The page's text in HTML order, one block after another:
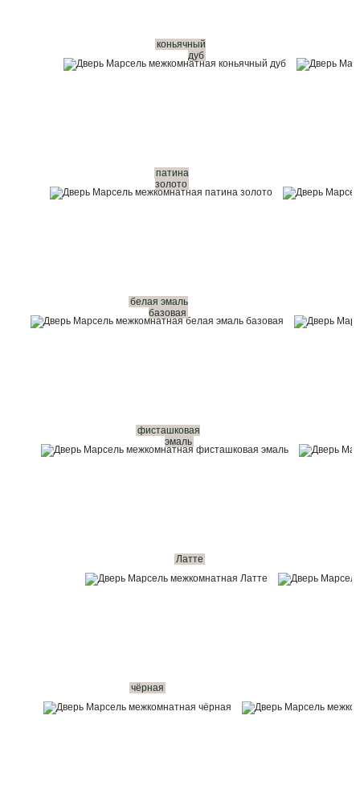
коньячный
дуб
патина
золото
белая эмаль
базовая
фисташковая
эмаль
Латте
чёрная